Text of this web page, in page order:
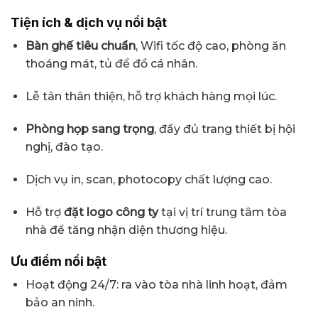
Tiện ích & dịch vụ nổi bật
Bàn ghế tiêu chuẩn, Wifi tốc độ cao, phòng ăn
thoáng mát, tủ để đồ cá nhân.
Lễ tân thân thiện, hỗ trợ khách hàng mọi lúc.
Phòng họp sang trọng, đầy đủ trang thiết bị hội
nghị, đào tạo.
Dịch vụ in, scan, photocopy chất lượng cao.
Hỗ trợ đặt logo công tytại vị trí trung tâm tòa
nhà để tăng nhận diện thương hiệu.
Ưu điểm nổi bật
Hoạt động 24/7: ra vào tòa nhà linh hoạt, đảm
bảo an ninh.